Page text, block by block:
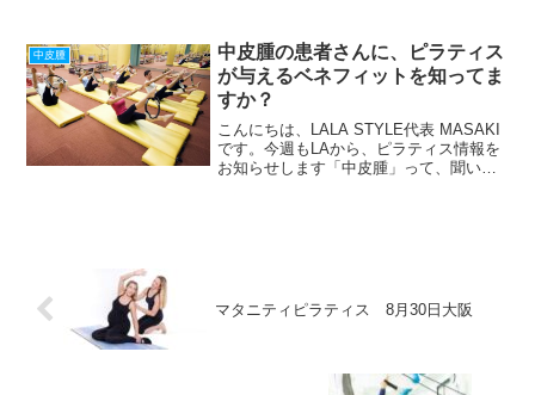
んの方に支えられました。大変お世話
に...
中皮腫
中皮腫の患者さんに、ピラティス
が与えるベネフィットを知ってま
すか？
こんにちは、LALA STYLE代表 MASAKI
です。今週もLAから、ピラティス情報を
お知らせします「中皮腫」って、聞いた
マタニティピラティス 8月30日大阪